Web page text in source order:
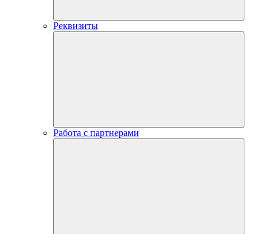
Реквизиты
Работа с партнерами